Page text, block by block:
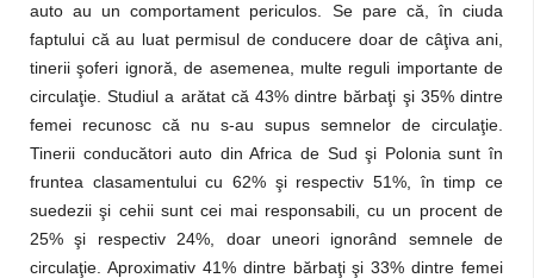
auto au un comportament periculos. Se pare că, în ciuda
faptului că au luat permisul de conducere doar de câţiva ani,
tinerii şoferi ignoră, de asemenea, multe reguli importante de
circulaţie. Studiul a arătat că 43% dintre bărbaţi şi 35% dintre
femei recunosc că nu s-au supus semnelor de circulaţie.
Tinerii conducători auto din Africa de Sud şi Polonia sunt în
fruntea clasamentului cu 62% şi respectiv 51%, în timp ce
suedezii şi cehii sunt cei mai responsabili, cu un procent de
25% şi respectiv 24%, doar uneori ignorând semnele de
circulaţie. Aproximativ 41% dintre bărbaţi şi 33% dintre femei